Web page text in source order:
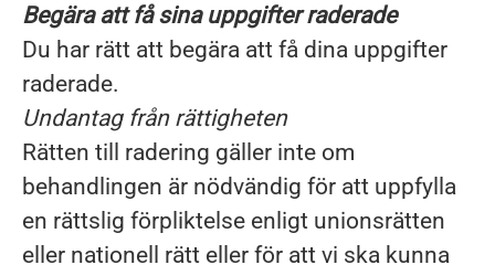
Begära att få sina uppgifter raderade
Du har rätt att begära att få dina uppgifter
raderade.
Undantag från rättigheten
Rätten till radering gäller inte om
behandlingen är nödvändig för att uppfylla
en rättslig förpliktelse enligt unionsrätten
eller nationell rätt eller för att vi ska kunna